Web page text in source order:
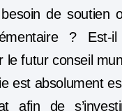
de soutien
? Est-
le futur conseil
est absolument
afin de